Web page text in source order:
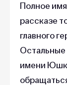
Полное
рассказе
главного
Остальные
имени